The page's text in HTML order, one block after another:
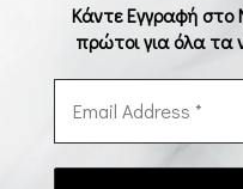
Κάντε Εγγραφή στο
πρώτοι για όλα τα